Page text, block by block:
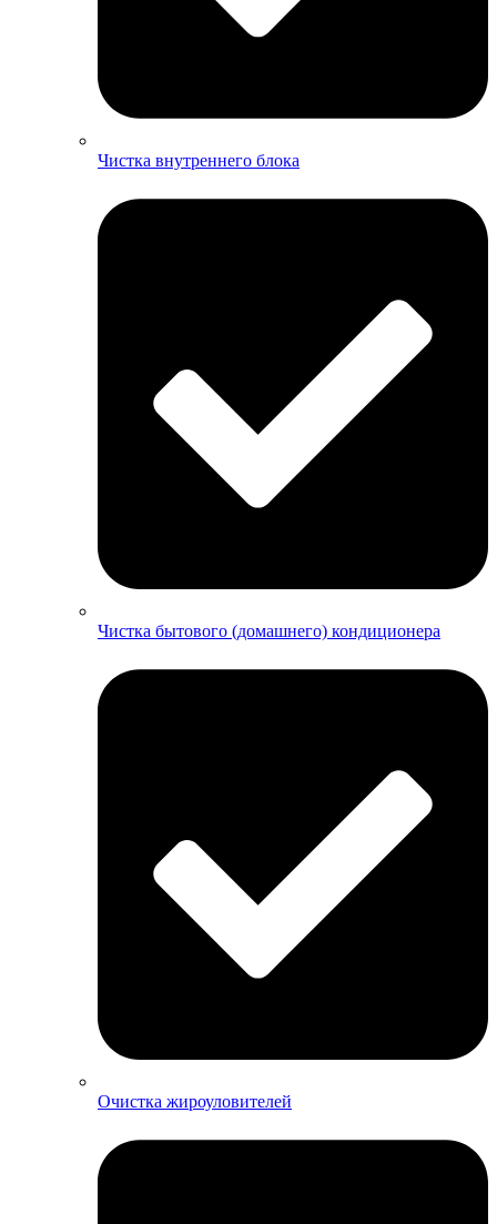
Чистка внутреннего блока
Чистка бытового (домашнего) кондиционера
Очистка жироуловителей